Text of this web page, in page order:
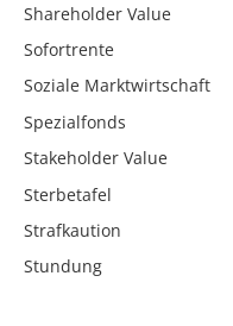
Shareholder Value
Sofortrente
Soziale Marktwirtschaft
Spezialfonds
Stakeholder Value
Sterbetafel
Strafkaution
Stundung